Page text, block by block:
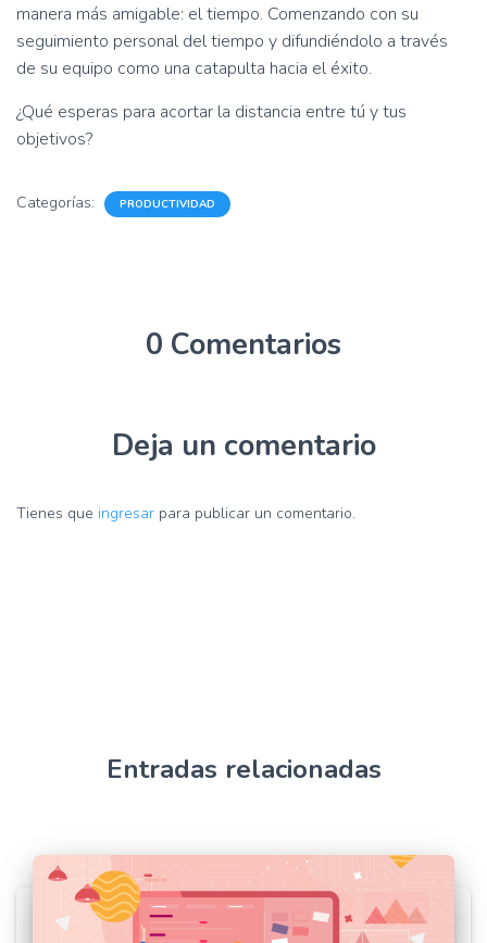
manera más amigable: el tiempo. Comenzando con su
seguimiento personal del tiempo y difundiéndolo a través
de su equipo como una catapulta hacia el éxito.
¿Qué esperas para acortar la distancia entre tú y tus
objetivos?
Categorías: PRODUCTIVIDAD
0 Comentarios
Deja un comentario
Tienes que ingresar para publicar un comentario.
Entradas relacionadas